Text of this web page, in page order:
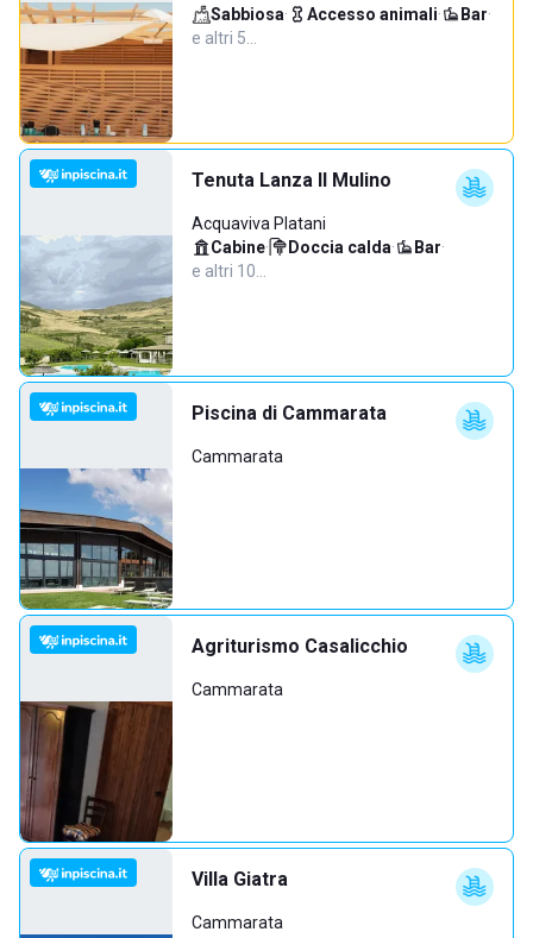
Sabbiosa· Accesso animali· Bar·
e altri 5…
Tenuta Lanza Il Mulino
Acquaviva Platani
Cabine· Doccia calda· Bar·
e altri 10…
Piscina di Cammarata
Cammarata
Agriturismo Casalicchio
Cammarata
Villa Giatra
Cammarata